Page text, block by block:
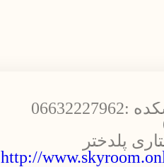
پلدختر
http://